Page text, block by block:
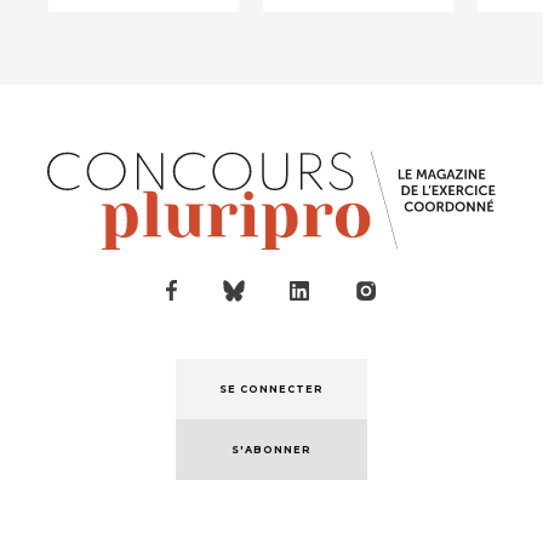
SE CONNECTER
S'ABONNER